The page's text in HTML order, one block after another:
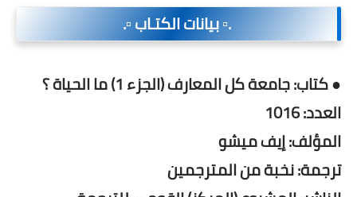
.▫️ بيانات الكتـاب ▫️.
● كتاب: جامعة كل المعارف (الجزء 1) ما الحياة ؟
العدد: 1016
المؤلف: إيف ميشو
ترجمة: نخبة من المترجمين